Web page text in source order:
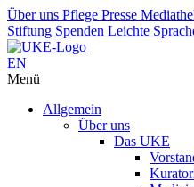
Über uns Pflege Presse
Stiftung Spenden Leichte
EN
Menü
Allgemein
Über uns
Das UKE